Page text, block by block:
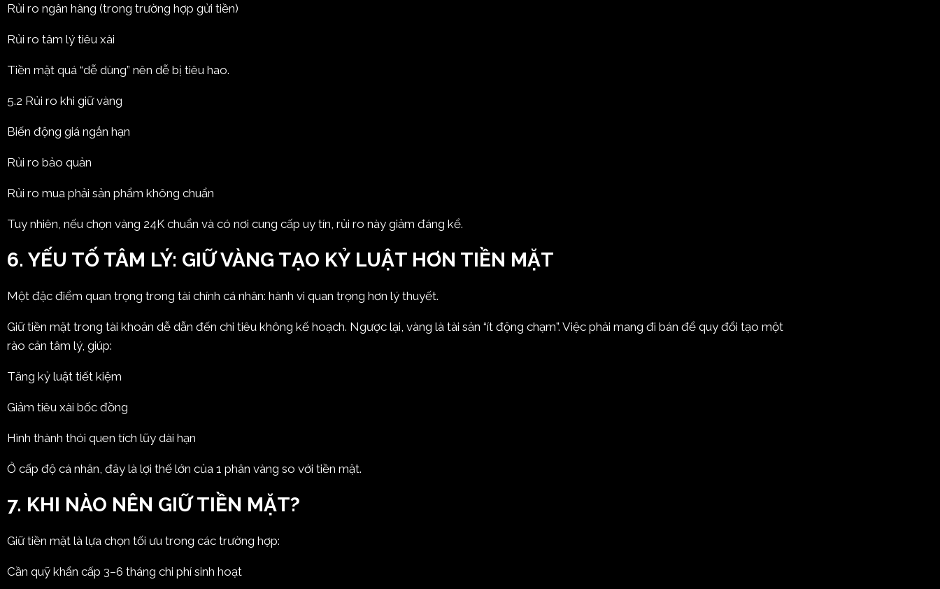
Rủi ro ngân hàng (trong trường hợp gửi tiền)
Rủi ro tâm lý tiêu xài
Tiền mặt quá “dễ dùng” nên dễ bị tiêu hao.
5.2 Rủi ro khi giữ vàng
Biến động giá ngắn hạn
Rủi ro bảo quản
Rủi ro mua phải sản phẩm không chuẩn
Tuy nhiên, nếu chọn vàng 24K chuẩn và có nơi cung cấp uy tín, rủi ro này giảm đáng kể.
6. YẾU TỐ TÂM LÝ: GIỮ VÀNG TẠO KỶ LUẬT HƠN TIỀN MẶT
Một đặc điểm quan trọng trong tài chính cá nhân: hành vi quan trọng hơn lý thuyết.
Giữ tiền mặt trong tài khoản dễ dẫn đến chi tiêu không kế hoạch. Ngược lại, vàng là tài sản “ít động chạm”. Việc phải mang đi bán để quy đổi tạo một
rào cản tâm lý, giúp:
Tăng kỷ luật tiết kiệm
Giảm tiêu xài bốc đồng
Hình thành thói quen tích lũy dài hạn
Ở cấp độ cá nhân, đây là lợi thế lớn của 1 phân vàng so với tiền mặt.
7. KHI NÀO NÊN GIỮ TIỀN MẶT?
Giữ tiền mặt là lựa chọn tối ưu trong các trường hợp:
Cần quỹ khẩn cấp 3–6 tháng chi phí sinh hoạt